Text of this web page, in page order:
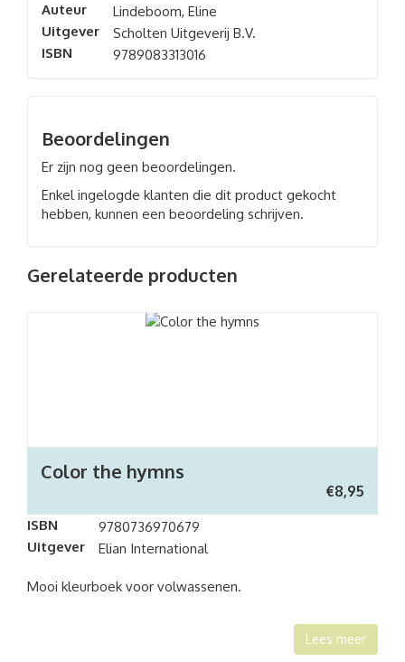
Auteur
Lindeboom, Eline
Uitgever
Scholten Uitgeverij B.V.
ISBN
9789083313016
Beoordelingen
Er zijn nog geen beoordelingen.
Enkel ingelogde klanten die dit product gekocht
hebben, kunnen een beoordeling schrijven.
Gerelateerde producten
Color the hymns
€8,95
ISBN
9780736970679
Uitgever
Elian International
Mooi kleurboek voor volwassenen.
Lees meer